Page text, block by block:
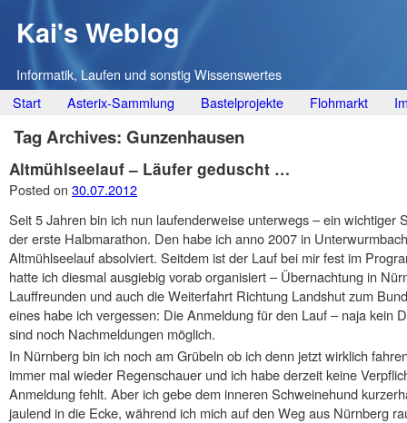
Kai's Weblog
Informatik, Laufen und sonstig Wissenswertes
Main menu
Skip
to
content
Start Asterix-Sammlung Bastelprojekte Flohmarkt
Tag Archives: Gunzenhausen
Altmühlseelauf – Läufer geduscht …
Posted on 30.07.2012
Seit 5 Jahren bin ich nun laufenderweise unterwegs – ein wichtiger
der erste Halbmarathon. Den habe ich anno 2007 in
Altmühlseelauf absolviert. Seitdem ist der Lauf bei mir fest im
hatte ich diesmal ausgiebig vorab organisiert – Übernachtung in
Lauffreunden und auch die Weiterfahrt Richtung Landshut zum
eines habe ich vergessen: Die Anmeldung für den Lauf – naja kein
sind noch Nachmeldungen möglich.
In Nürnberg bin ich noch am Grübeln ob ich denn jetzt wirklich
immer mal wieder Regenschauer und ich habe derzeit keine
Anmeldung fehlt. Aber ich gebe dem inneren Schweinehund
jaulend in die Ecke, während ich mich auf den Weg aus Nürnberg